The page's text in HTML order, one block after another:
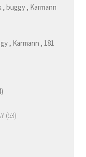
buggy , Karmann
, Karmann , 181
(53)